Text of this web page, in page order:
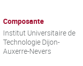
Composante
Institut Universitaire de
Technologie Dijon-
Auxerre-Nevers